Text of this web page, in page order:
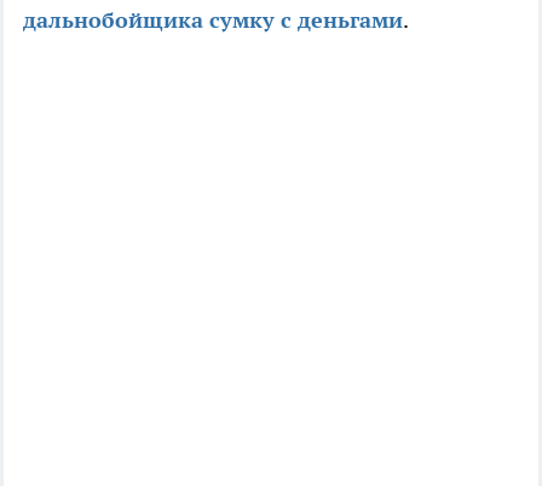
дальнобойщика сумку с деньгами.